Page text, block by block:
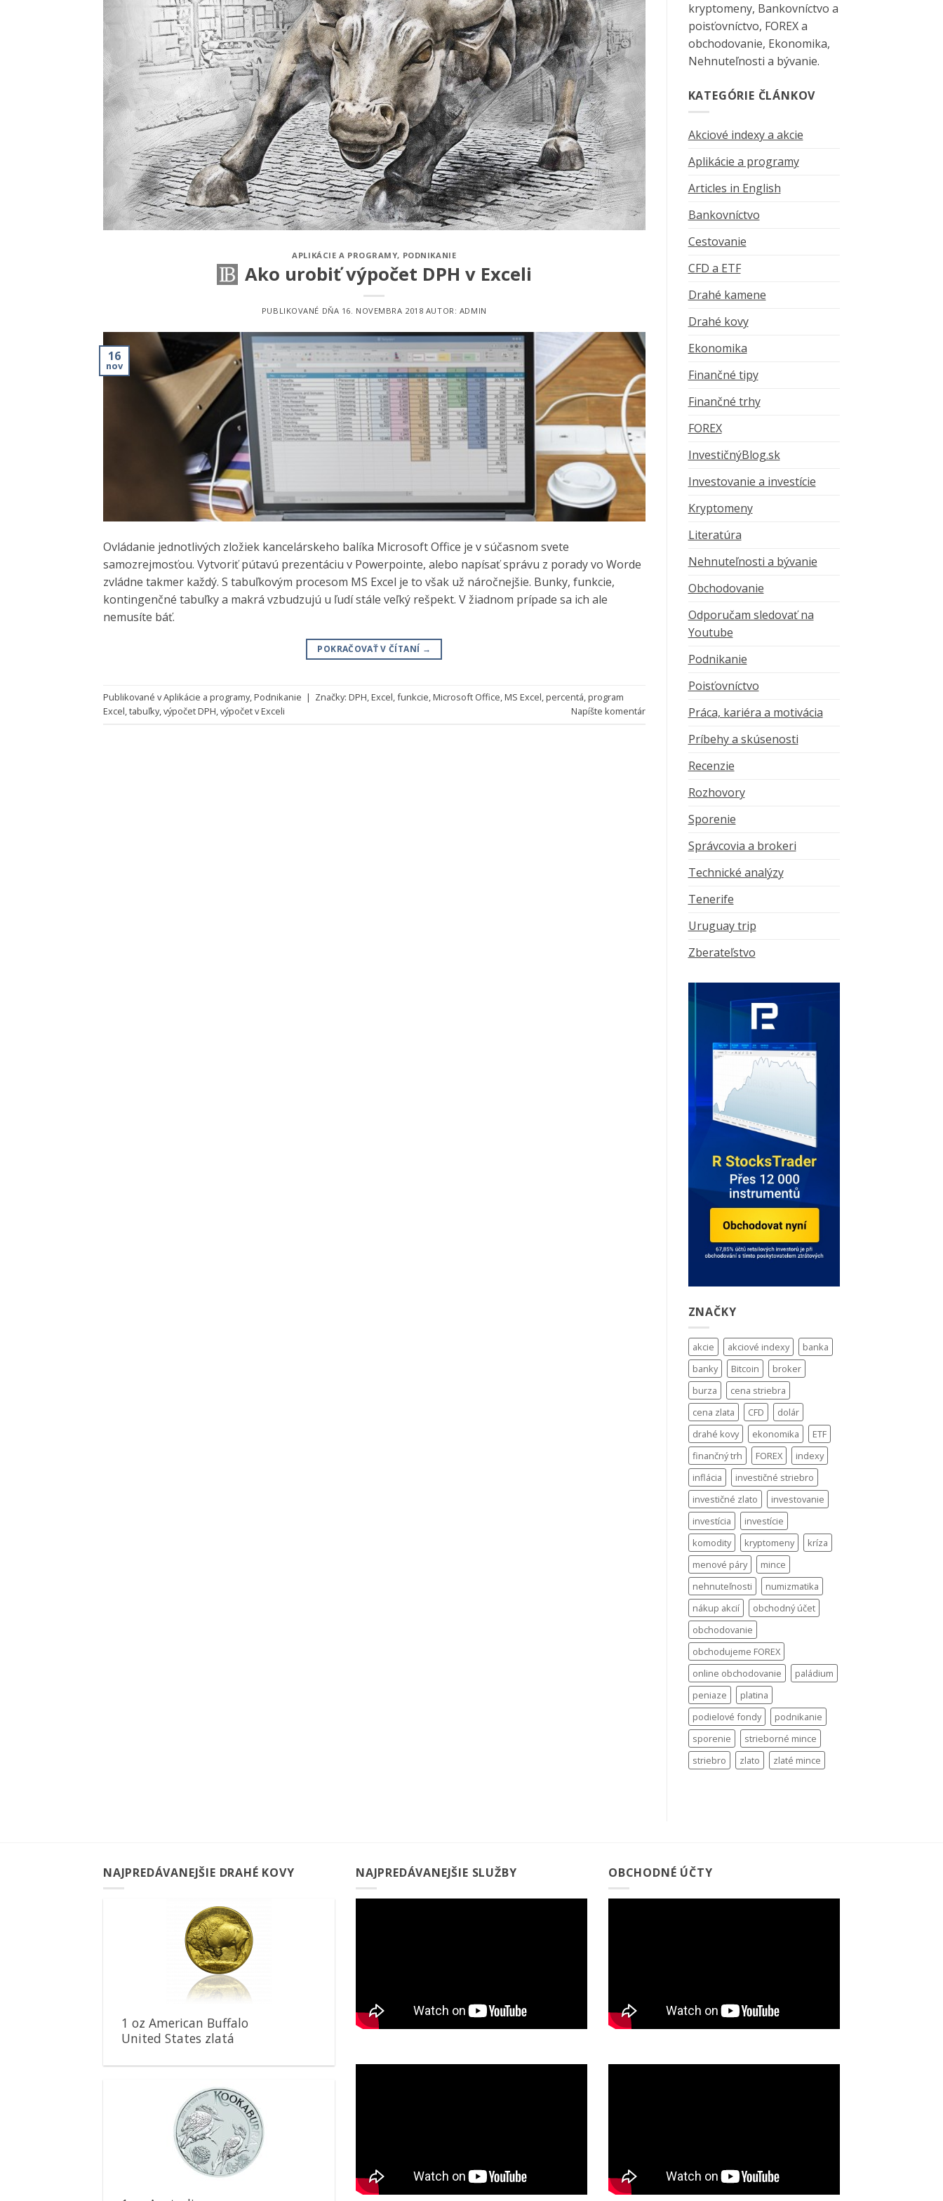
APLIKÁCIE A PROGRAMY, PODNIKANIE
Ako urobiť výpočet DPH v Exceli
PUBLIKOVANÉ DŇA 16. NOVEMBRA 2018 AUTOR: ADMIN
16
nov
Ovládanie jednotlivých zložiek kancelárskeho balíka Microsoft Office je v súčasnom svete
samozrejmosťou. Vytvoriť pútavú prezentáciu v Powerpointe, alebo napísať správu z porady vo Worde
zvládne takmer každý. S tabuľkovým procesom MS Excel je to však už náročnejšie. Bunky, funkcie,
kontingenčné tabuľky a makrá vzbudzujú u ľudí stále veľký rešpekt. V žiadnom prípade sa ich ale
nemusíte báť.
POKRAČOVAŤ V ČÍTANÍ →
Publikované vAplikácie a programy,Podnikanie | Značky: DPH,Excel,funkcie,Microsoft Office,MS Excel,percentá,program
Excel,tabuľky,výpočet DPH,výpočet v Exceli Napíšte komentár
kryptomeny, Bankovníctvo a
poisťovníctvo, FOREX a
obchodovanie, Ekonomika,
Nehnuteľnosti a bývanie.
KATEGÓRIE ČLÁNKOV
Akciové indexy a akcie
Aplikácie a programy
Articles in English
Bankovníctvo
Cestovanie
CFD a ETF
Drahé kamene
Drahé kovy
Ekonomika
Finančné tipy
Finančné trhy
FOREX
InvestičnýBlog.sk
Investovanie a investície
Kryptomeny
Literatúra
Nehnuteľnosti a bývanie
Obchodovanie
Odporučam sledovať na
Youtube
Podnikanie
Poisťovníctvo
Práca, kariéra a motivácia
Príbehy a skúsenosti
Recenzie
Rozhovory
Sporenie
Správcovia a brokeri
Technické analýzy
Tenerife
Uruguay trip
Zberateľstvo
ZNAČKY
akcie akciové indexy
banka
banky
Bitcoin
broker
burza
cena striebra
cena zlata
CFD
dolár
drahé kovy
ekonomika
ETF
finančný trh
FOREX
indexy
inflácia
investičné striebro
investičné zlato
investovanie
investícia
investície
komodity
kryptomeny
kríza
menové páry
mince
nehnuteľnosti
numizmatika
nákup akcií
obchodný účet
obchodovanie
obchodujeme FOREX
online obchodovanie
paládium
peniaze
platina
podielové fondy
podnikanie
sporenie
strieborné mince
striebro
zlato zlaté mince
NAJPREDÁVANEJŠIE DRAHÉ KOVY
Pridať k
obľúbeným
1 oz American Buffalo
United States zlatá
Pridať k
obľúbeným
NAJPREDÁVANEJŠIE SLUŽBY OBCHODNÉ ÚČTY